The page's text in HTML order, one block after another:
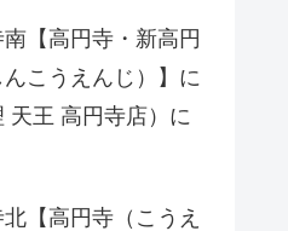
【高円寺・新高円
こうえんじ）】に
天王 高円寺店）に
【高円寺（こうえ